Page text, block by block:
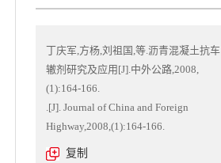
丁庆军,方杨,刘祖国,等.沥青混凝土抗车
辙剂研究及应用[J].中外公路,2008,
(1):164-166.
.[J]. Journal of China and Foreign
Highway,2008,(1):164-166.
复制